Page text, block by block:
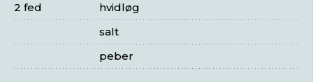
hvidløg
2 fed
salt
peber